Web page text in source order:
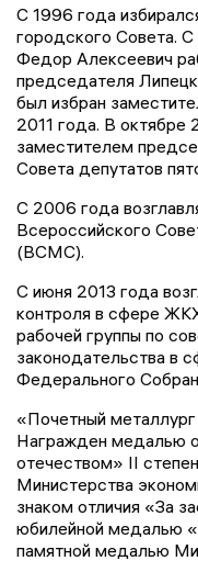
С 1996 года
городского Совета.
Федор Алексеевич
председателя
был избран
2011 года. В октябре
заместителем
Совета депутатов
С 2006 года
Всероссийского
(ВСМС).
С июня 2013 года
контроля в сфере
рабочей группы по
законодательства в
Федерального
«Почетный
Награжден медалью
отечеством» II
Министерства
знаком отличия «За
юбилейной медалью
памятной медалью